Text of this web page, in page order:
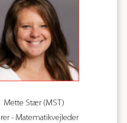
Mette Stær (MST)
- Matematikvejleder